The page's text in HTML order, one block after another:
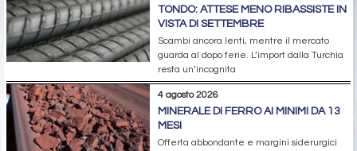
TONDO: ATTESE MENO RIBASSISTE IN
VISTA DI SETTEMBRE
Scambi ancora lenti, mentre il mercato
guarda al dopo ferie. L’import dalla Turchia
resta un’incognita
4 agosto 2026
MINERALE DI FERRO AI MINIMI DA 13
MESI
Offerta abbondante e margini siderurgici